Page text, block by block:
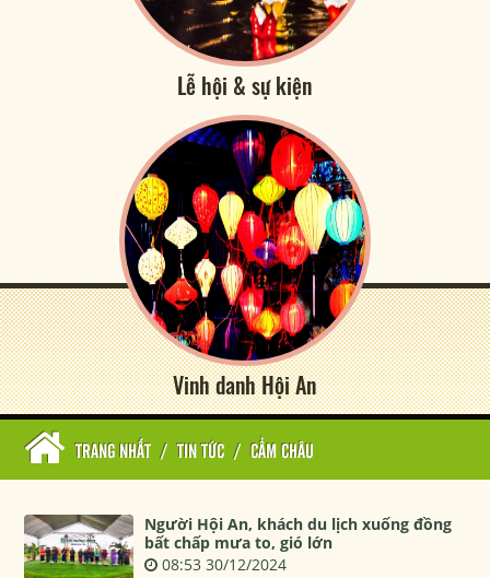
Lễ hội & sự kiện
Vinh danh Hội An
TRANG NHẤT / TIN TỨC / CẨM CHÂU
Người Hội An, khách du lịch xuống đồng
bất chấp mưa to, gió lớn
08:53 30/12/2024